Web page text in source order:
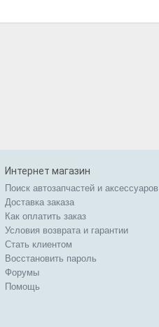
Интернет магазин
Поиск автозапчастей и аксессуаров
Доставка заказа
Как оплатить заказ
Условия возврата и гарантии
Стать клиентом
Восстановить пароль
Форумы
Помощь